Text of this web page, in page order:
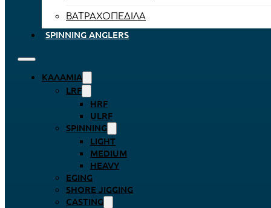
ΒΑΤΡΑΧΟΠΈΔΙΛΑ
SPINNING ANGLERS
ΚΑΛΆΜΙΑ
LRF
HRF
ULRF
SPINNING
LIGHT
MEDIUM
HEAVY
EGING
SHORE JIGGING
CASTING